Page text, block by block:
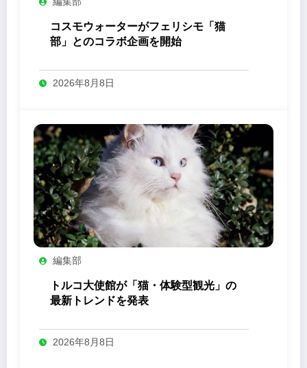
コスモウォーターがフェリシモ「猫
部」とのコラボ企画を開始
2026年8月8日
編集部
トルコ大使館が「猫・体験型観光」の
最新トレンドを発表
2026年8月8日